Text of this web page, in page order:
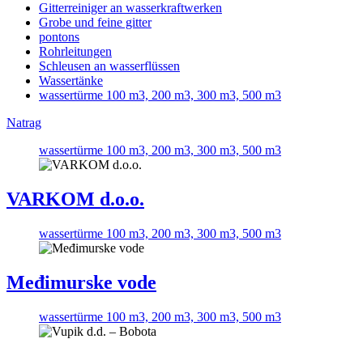
Gitterreiniger an wasserkraftwerken
Grobe und feine gitter
pontons
Rohrleitungen
Schleusen an wasserflüssen
Wassertänke
wassertürme 100 m3, 200 m3, 300 m3, 500 m3
Natrag
wassertürme 100 m3, 200 m3, 300 m3, 500 m3
VARKOM d.o.o.
wassertürme 100 m3, 200 m3, 300 m3, 500 m3
Međimurske vode
wassertürme 100 m3, 200 m3, 300 m3, 500 m3